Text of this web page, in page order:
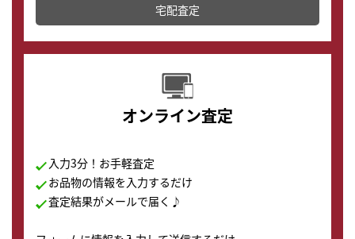
配送でも簡単&安全に査定・買取に出すことが可能で
す。
宅配査定
オンライン査定
入力3分！お手軽査定
お品物の情報を入力するだけ
査定結果がメールで届く♪